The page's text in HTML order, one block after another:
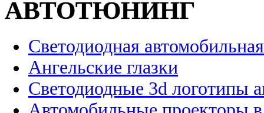
АВТОТЮНИНГ
Светодиодная
Ангельские глазки
Светодиодные 3d логотипы